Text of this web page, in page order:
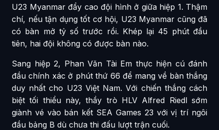
U23 Myanmar đẩy cao đội hình ở giữa hiệp 1. Thậm
chí, nếu tận dụng tốt cơ hội, U23 Myanmar cũng đã
có bàn mở tỷ số trước rồi. Khép lại 45 phút đầu
tiên, hai đội không có được bàn nào.
Sang hiệp 2, Phan Văn Tài Em thực hiện cú đánh
đầu chính xác ở phút thứ 66 để mang về bàn thắng
duy nhất cho U23 Việt Nam. Với chiến thắng cách
biệt tối thiểu này, thầy trò HLV Alfred Riedl sớm
giành vé vào bán kết SEA Games 23 với vị trí ngôi
đầu bảng B dù chưa thi đấu lượt trận cuối.